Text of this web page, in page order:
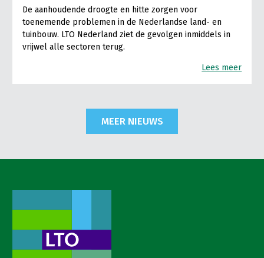
De aanhoudende droogte en hitte zorgen voor
toenemende problemen in de Nederlandse land- en
tuinbouw. LTO Nederland ziet de gevolgen inmiddels in
vrijwel alle sectoren terug.
Lees meer
MEER NIEUWS